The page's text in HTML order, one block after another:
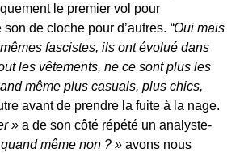
le premier vol pour
son de cloche pour d’autres. “Oui mais
fascistes, ils ont évolué dans
les vêtements, ne ce sont plus les
même plus casuals, plus chics,
avant de prendre la fuite à la nage.
» a de son côté répété un analyste-
même non ? »avons nous